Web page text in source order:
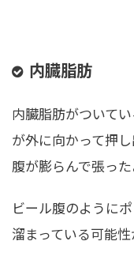
内臓脂肪
内臓脂肪がついて
が外に向かって押
腹が膨らんで張った
ビール腹のように
溜まっている可能性